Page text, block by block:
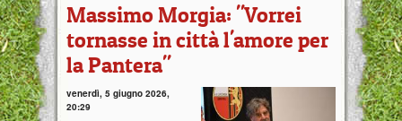
Massimo Morgia: "Vorrei
tornasse in città l'amore per
la Pantera"
venerdì, 5 giugno 2026,
20:29